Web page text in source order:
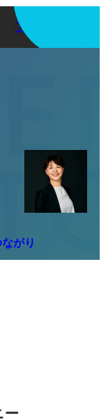
アプリを使う
がり
ー